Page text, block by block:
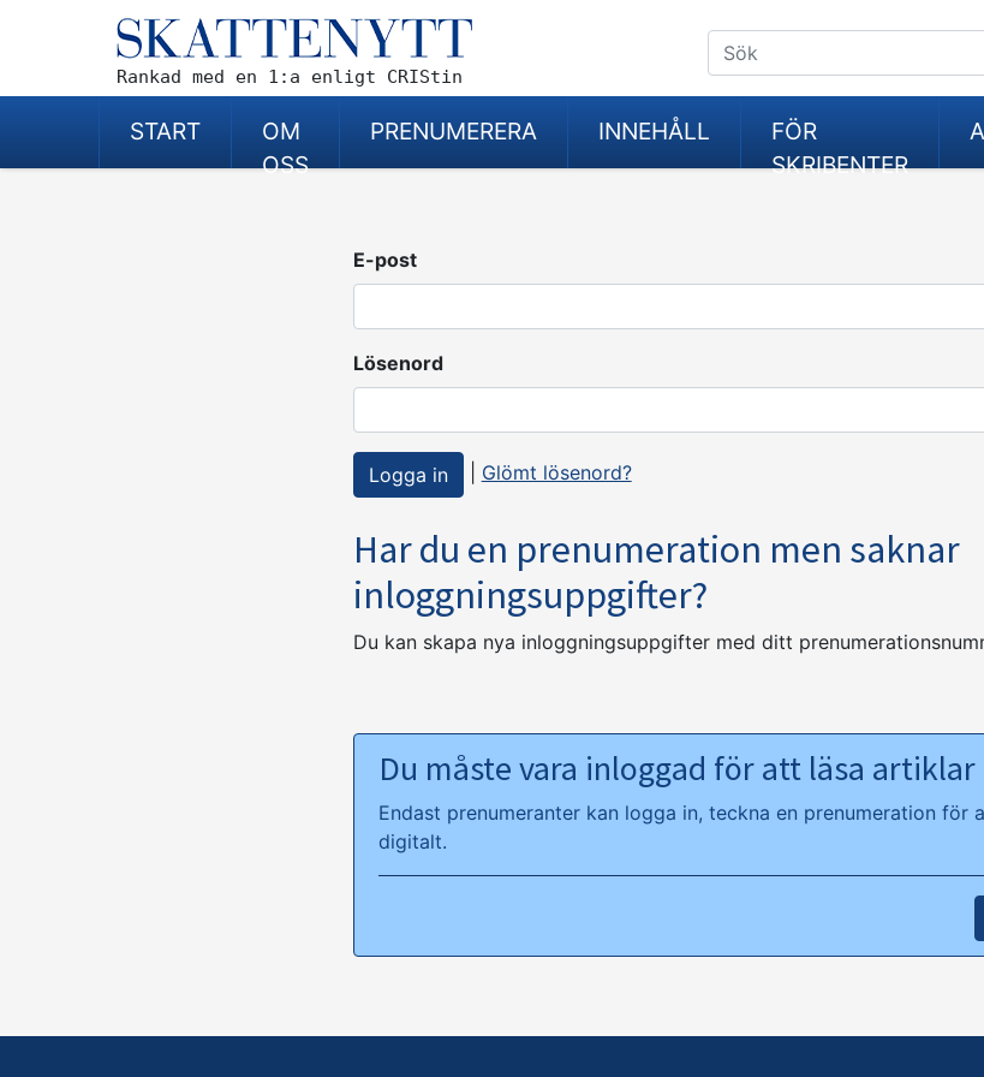
Rankad med en 1:a enligt CRIStin
START
OM
OSS
PRENUMERERA INNEHÅLL
FÖR
SKRIBENTER
E-post
Lösenord
Glömt lösenord?
Har du en prenumeration men saknar
inloggningsuppgifter?
Du kan skapa nya inloggningsuppgifter med ditt
Du måste vara inloggad för att läsa artiklar
Endast prenumeranter kan logga in, teckna en prenumeration
digitalt.